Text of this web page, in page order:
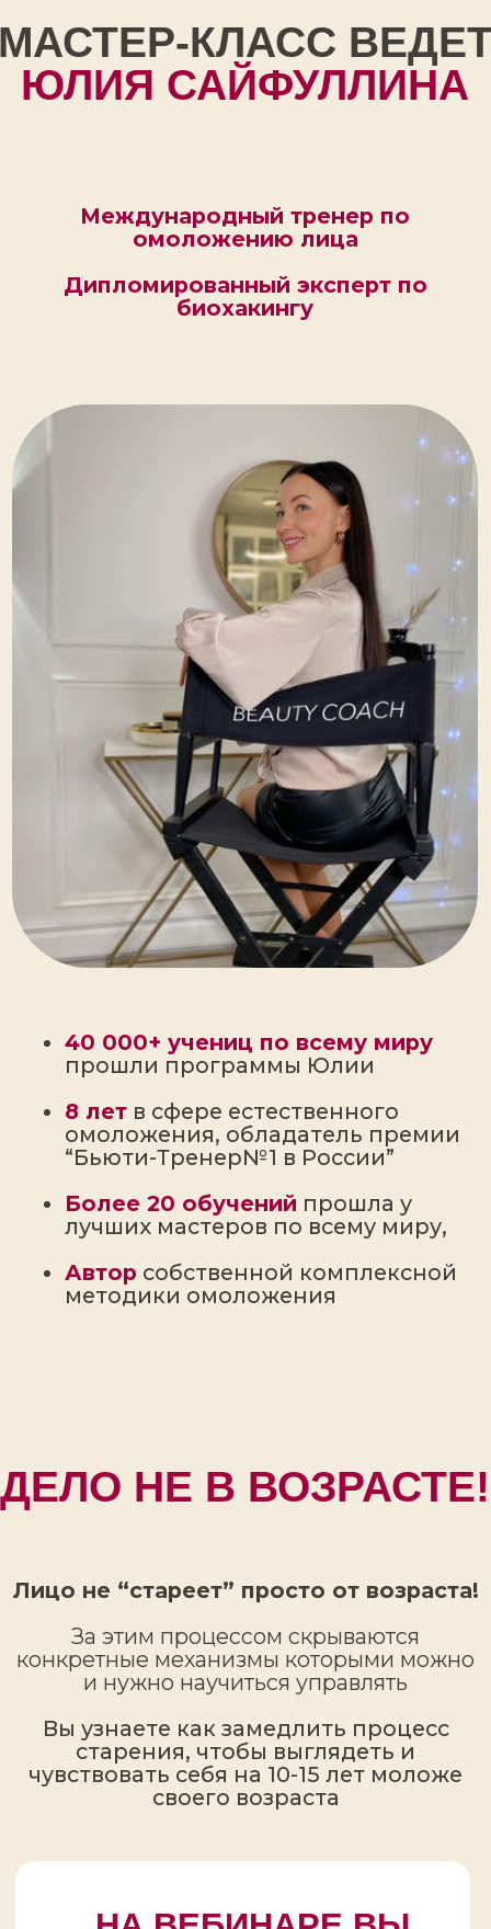
ДЕЛО НЕ В ВОЗРАСТЕ!
конкретные механизмы которыми можно
и нужно научиться управлять
Вы узнаете как замедлить процесс
чувствовать себя на 10-15 лет моложе
своего возраста
Какие 10 факторов ускоряют ваше
старение и как замедлить этот
Как вписать заботу о себе в
повседневную жизнь, чтобы это не
занимало много времени и не
напрягало вас
Как получить персональную
программу омоложения под свой
тип лица, свои запросы и удобный
график занятий, и как пройти этот
путь с поддержкой профессионалов,
"за руку до результата"
+7